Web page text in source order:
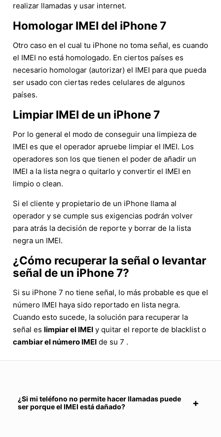
realizar llamadas y usar internet.
Homologar IMEI del iPhone 7
Otro caso en el cual tu iPhone no toma señal, es cuando
el IMEI no está homologado. En ciertos países es
necesario homologar (autorizar) el IMEI para que pueda
ser usado con ciertas redes celulares de algunos
países.
Limpiar IMEI de un iPhone 7
Por lo general el modo de conseguir una limpieza de
IMEI es que el operador apruebe limpiar el IMEI. Los
operadores son los que tienen el poder de añadir un
IMEI a la lista negra o quitarlo y convertir el IMEI en
limpio o clean.
Si el cliente y propietario de un iPhone llama al
operador y se cumple sus exigencias podrán volver
para atrás la decisión de reporte y borrar de la lista
negra un IMEI.
¿Cómo recuperar la señal o levantar
señal de un iPhone 7?
Si su iPhone 7 no tiene señal, lo más probable es que el
número IMEI haya sido reportado en lista negra.
Cuando esto sucede, la solución para recuperar la
señal es limpiar el IMEI y quitar el reporte de blacklist o
cambiar el número IMEI de su 7 .
¿Si mi teléfono no permite hacer llamadas puede
ser porque el IMEI está dañado?